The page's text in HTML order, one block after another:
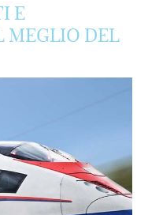
E
MEGLIO DEL